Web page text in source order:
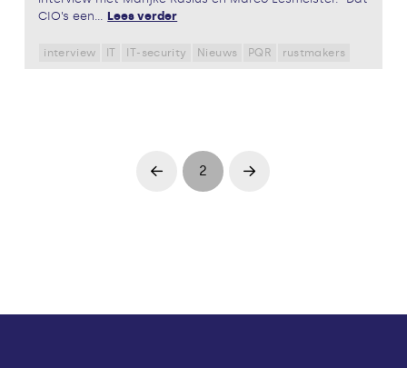
CIO’s een... Lees verder
interview IT IT-security Nieuws PQR rustmakers
Prev 2 Next